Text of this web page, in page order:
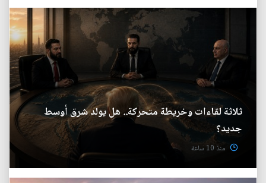
ثلاثة لقاءات وخريطة متحركة.. هل يولد شرق أوسط
جديد؟
منذ 10 ساعة